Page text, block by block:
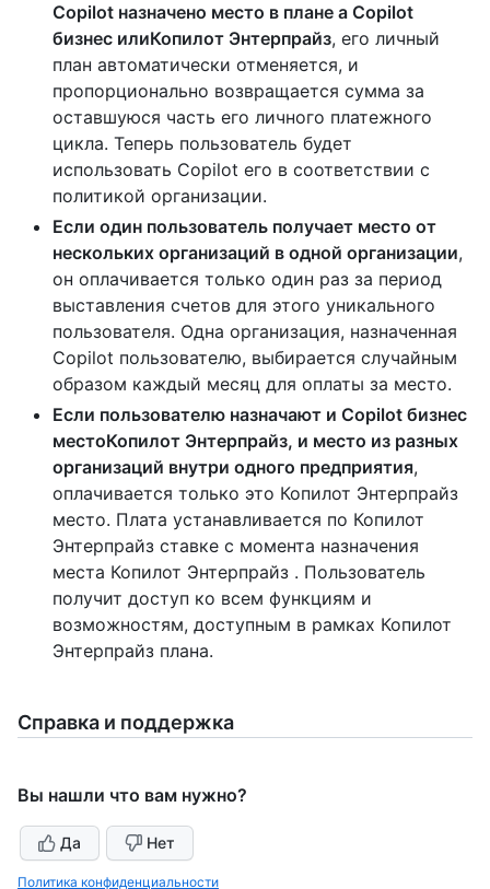
Copilot назначено место в плане a Copilot
бизнес илиКопилот Энтерпрайз, его личный
план автоматически отменяется, и
пропорционально возвращается сумма за
оставшуюся часть его личного платежного
цикла. Теперь пользователь будет
использовать Copilot его в соответствии с
политикой организации.
Если один пользователь получает место от
нескольких организаций в одной организации,
он оплачивается только один раз за период
выставления счетов для этого уникального
пользователя. Одна организация, назначенная
Copilot пользователю, выбирается случайным
образом каждый месяц для оплаты за место.
Если пользователю назначают и Copilot бизнес
местоКопилот Энтерпрайз, и место из разных
организаций внутри одного предприятия,
оплачивается только это Копилот Энтерпрайз
место. Плата устанавливается по Копилот
Энтерпрайз ставке с момента назначения
места Копилот Энтерпрайз . Пользователь
получит доступ ко всем функциям и
возможностям, доступным в рамках Копилот
Энтерпрайз плана.
Справка и поддержка
Вы нашли что вам нужно?
Да Нет
Политика конфиденциальности